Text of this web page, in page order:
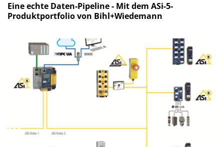
Eine echte Daten-Pipeline - Mit dem ASi-5-
Produktportfolio von Bihl+Wiedemann